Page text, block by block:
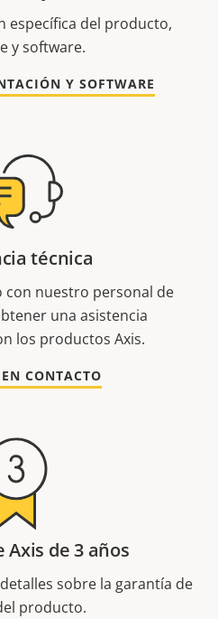
específica del producto,
y software.
Y SOFTWARE
técnica
con nuestro personal de
una asistencia
los productos Axis.
CONTACTO
Axis de 3 años
sobre la garantía de
producto.